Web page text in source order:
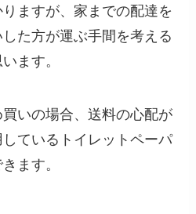
ますが、家までの配達を
た方が運ぶ手間を考える
ます。
いの場合、送料の心配が
ているトイレットペーパ
ます。